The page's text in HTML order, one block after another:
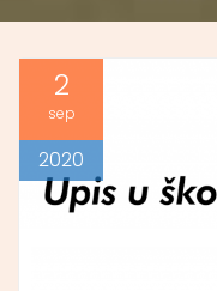
2
sep
2020